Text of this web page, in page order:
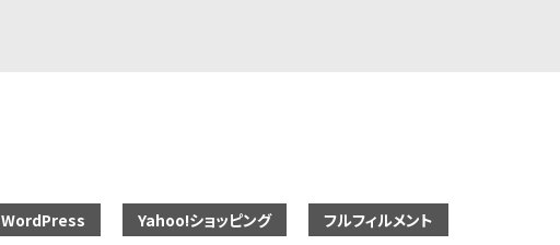
WordPress Yahoo!ショッピング フルフィルメント